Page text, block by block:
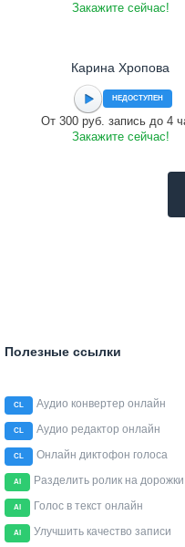
Закажите сейчас!
Карина Хропова
НЕДОСТУПЕН
От 300 руб. запись до 4
Закажите сейчас!
Полезные ссылки
CL Аудио конвертер онлайн
CL Аудио редактор онлайн
CL Онлайн диктофон голоса
AI Разделить ролик на дорожки
AI Голос в текст онлайн
AI Улучшить качество записи